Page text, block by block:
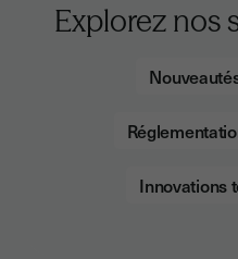
Explorez nos
Innovations